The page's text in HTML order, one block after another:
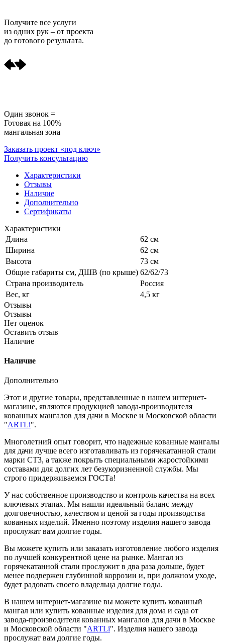
Получите все услуги
из одних рук – от проекта
до готового результата.
Один звонок =
Готовая на 100%
мангальная зона
Заказать проект «под ключ»
Получить консультацию
Характеристики
Отзывы
Наличие
Дополнительно
Сертификаты
Характеристики
Длина
62 см
Ширина
62 см
Высота
73 см
Общие габариты см, ДШВ (по крыше) 62/62/73
Страна производитель
Россия
Вес, кг
4,5 кг
Отзывы
Отзывы
Нет оценок
Оставить отзыв
Наличие
Наличие
Дополнительно
Этот и другие товары, представленные в нашем интернет-
магазине, являются продукцией завода-производителя
кованных мангалов для дачи в Москве и Московской области
"ARTLi".
Многолетний опыт говорит, что надежные кованные мангалы
для дачи лучше всего изготавливать из горячекатанной стали
марки СТ3, а также покрыть специальными жаростойкими
составами для долгих лет безукоризненной службы. Мы
строго придерживаемся ГОСТа!
У нас собственное производство и контроль качества на всех
ключевых этапах. Мы нашли идеальный баланс между
долговечностью, качеством и ценой за годы производства
кованных изделий. Именно поэтому изделия нашего завода
прослужат вам долгие годы.
Вы можете купить или заказать изготовление любого изделия
по лучшей конкурентной цене на рынке. Мангал из
горячекатанной стали прослужит в два раза дольше, будет
менее подвержен глубинной коррозии и, при должном уходе,
будет радовать своего владельца долгие годы.
В нашем интернет-магазине вы можете купить кованный
мангал или купить кованные изделия для дома и сада от
завода-производителя кованных мангалов для дачи в Москве
и Московской области "ARTLi". Изделия нашего завода
прослужат вам долгие годы.